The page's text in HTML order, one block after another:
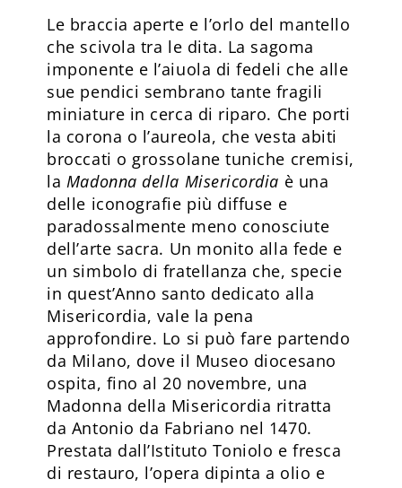
Le braccia aperte e l’orlo del mantello
che scivola tra le dita. La sagoma
imponente e l’aiuola di fedeli che alle
sue pendici sembrano tante fragili
miniature in cerca di riparo. Che porti
la corona o l’aureola, che vesta abiti
broccati o grossolane tuniche cremisi,
la Madonna della Misericordia è una
delle iconografie più diffuse e
paradossalmente meno conosciute
dell’arte sacra. Un monito alla fede e
un simbolo di fratellanza che, specie
in quest’Anno santo dedicato alla
Misericordia, vale la pena
approfondire. Lo si può fare partendo
da Milano, dove il Museo diocesano
ospita, fino al 20 novembre, una
Madonna della Misericordia ritratta
da Antonio da Fabriano nel 1470.
Prestata dall’Isti­tuto Toniolo e fresca
di restauro, l’opera dipinta a olio e